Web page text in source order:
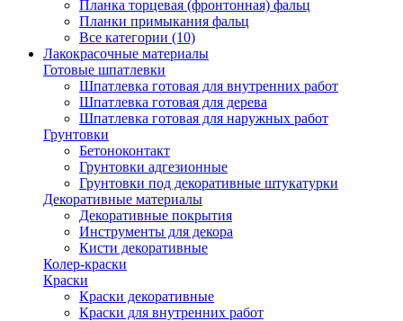
Планка торцевая (фронтонная) фальц
Планки примыкания фальц
Все категории (10)
Лакокрасочные материалы
Готовые шпатлевки
Шпатлевка готовая для внутренних работ
Шпатлевка готовая для дерева
Шпатлевка готовая для наружных работ
Грунтовки
Бетоноконтакт
Грунтовки адгезионные
Грунтовки под декоративные штукатурки
Декоративные материалы
Декоративные покрытия
Инструменты для декора
Кисти декоративные
Колер-краски
Краски
Краски декоративные
Краски для внутренних работ